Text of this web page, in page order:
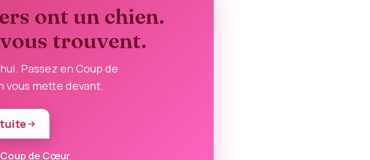
ont un chien.
trouvent.
Passez en Coup de
vous mette devant.
de Cœur